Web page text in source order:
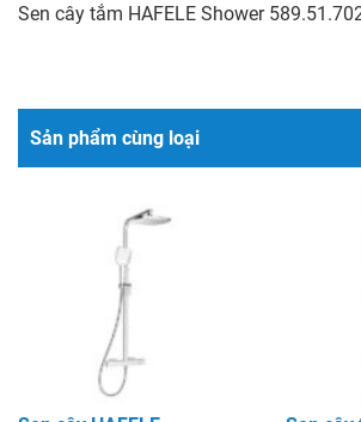
Sen cây tắm HAFELE Shower
Sản phẩm cùng loại